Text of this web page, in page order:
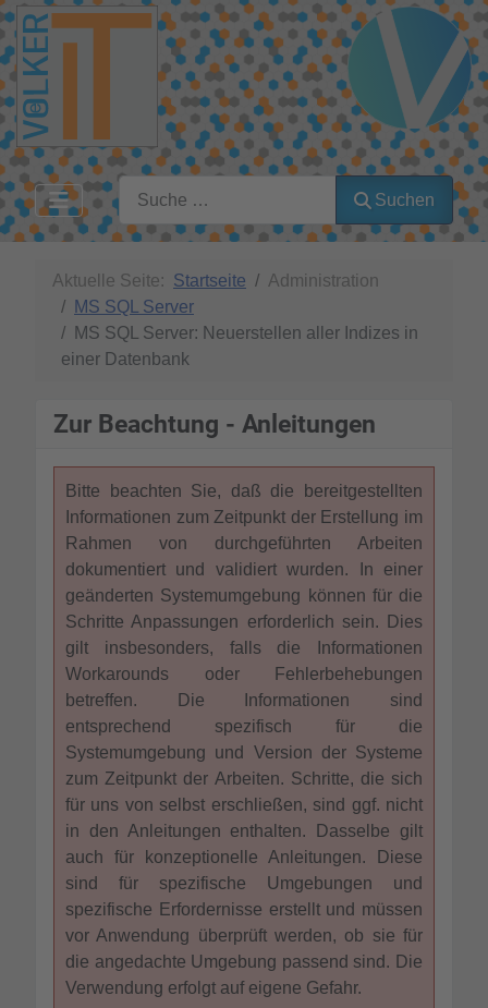
Suchen
Aktuelle Seite: Startseite
Administration
MS SQL Server
MS SQL Server: Neuerstellen aller Indizes in
einer Datenbank
Zur Beachtung - Anleitungen
Bitte beachten Sie, daß die bereitgestellten
Informationen zum Zeitpunkt der Erstellung im
Rahmen von durchgeführten Arbeiten
dokumentiert und validiert wurden. In einer
geänderten Systemumgebung können für die
Schritte Anpassungen erforderlich sein. Dies
gilt insbesonders, falls die Informationen
Workarounds oder Fehlerbehebungen
betreffen. Die Informationen sind
entsprechend spezifisch für die
Systemumgebung und Version der Systeme
zum Zeitpunkt der Arbeiten. Schritte, die sich
für uns von selbst erschließen, sind ggf. nicht
in den Anleitungen enthalten. Dasselbe gilt
auch für konzeptionelle Anleitungen. Diese
sind für spezifische Umgebungen und
spezifische Erfordernisse erstellt und müssen
vor Anwendung überprüft werden, ob sie für
die angedachte Umgebung passend sind. Die
Verwendung erfolgt auf eigene Gefahr.